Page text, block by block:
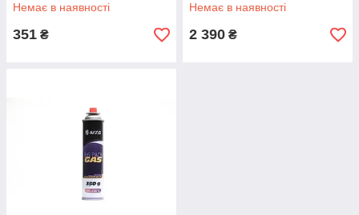
Немає в наявності
351 ₴
Немає в наявності
2 390 ₴